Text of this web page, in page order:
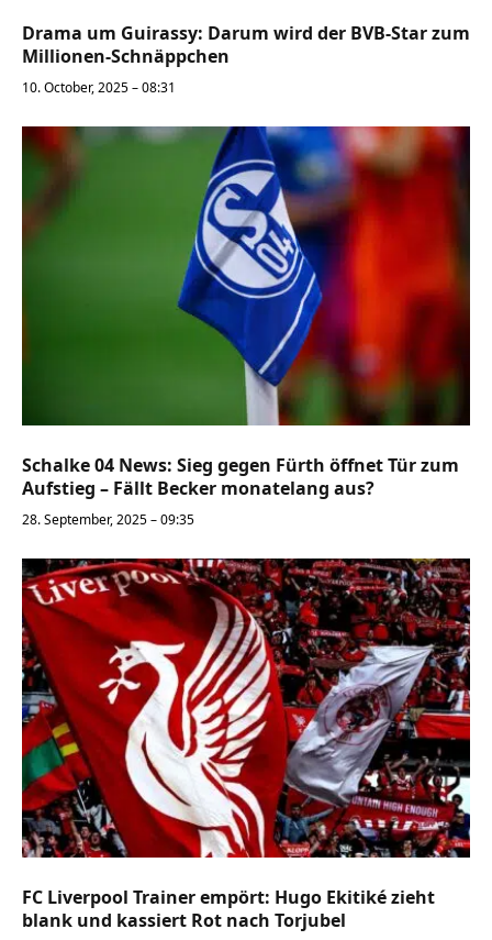
Drama um Guirassy: Darum wird der BVB-Star zum
Millionen-Schnäppchen
10. October, 2025 – 08:31
Schalke 04 News: Sieg gegen Fürth öffnet Tür zum
Aufstieg – Fällt Becker monatelang aus?
28. September, 2025 – 09:35
FC Liverpool Trainer empört: Hugo Ekitiké zieht
blank und kassiert Rot nach Torjubel